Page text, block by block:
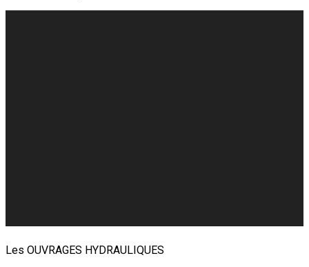
Les OUVRAGES HYDRAULIQUES